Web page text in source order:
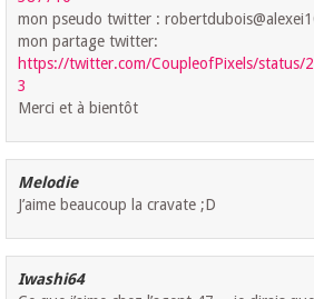
mon pseudo twitter :
mon partage twitter:
https://twitter.com/CoupleofPixels/status/
3
Merci et à bientôt
Melodie
J’aime beaucoup la cravate ;D
Iwashi64